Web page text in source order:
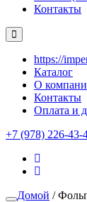
Контакты
https://
Каталог
О
Контакты
Оплата и
+7 (978) 226-43-
Домой /